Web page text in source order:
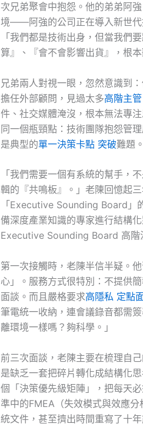
次兄弟聚會中抱怨。他的弟弟阿
境——阿強的公司正在導入新世代
「我們都是技術出身，但當我們
算』、『會不會影響出貨』，根
兄弟兩人對視一眼，忽然意識到
擔任外部顧問，見過太多高階主
件、社交媒體淹沒，根本無法專
同一個瓶頸點：技術團隊抱怨管
是典型的單一決策卡點 突破難題。
「我們需要一個有系統的幫手，
輯的『共鳴板』。」老陳回憶起
「Executive Sounding Board
備深度產業知識的專家進行結構
Executive Sounding Board 高階
第一次接觸時，老陳半信半疑。
心」。服務方式很特別：不提供
面談。而且嚴格要求高隱私 定點
筆電統一收納，連會議錄音都需
離環境一樣嗎？夠科學。」
前三次面談，老陳主要在梳理自
是缺乏一套把碎片轉化成結構化
個「決策優先級矩陣」，把每天
準中的FMEA（失效模式與效應
統文件，甚至擠出時間重寫了十